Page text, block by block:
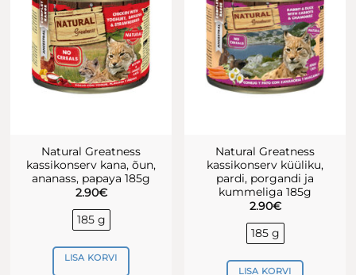
Natural Greatness
kassikonserv kana, õun,
ananass, papaya 185g
2.90€
185 g
LISA KORVI
Natural Greatness
kassikonserv küüliku,
pardi, porgandi ja
kummeliga 185g
2.90€
185 g
LISA KORVI